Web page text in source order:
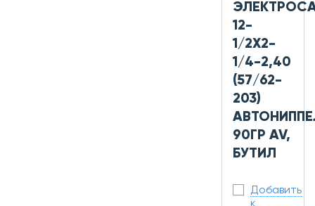
12-
1/2Х2-
1/4-2,40
(57/62-
203)
90ГР AV,
БУТИЛ
Добавить